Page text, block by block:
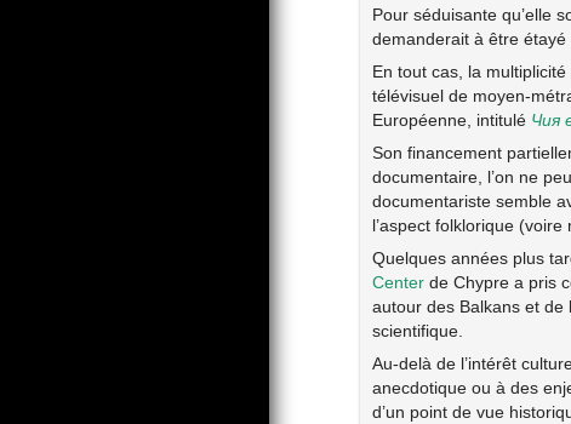
Pour séduisante qu’elle
demanderait à être
En tout cas, la
télévisuel de moyen-
Européenne, intitulé Чия
Son financement
documentaire, l’on ne
documentariste semble
l’aspect folklorique
Quelques années plus
Centerde Chypre a pris
autour des Balkans et
scientifique.
Au-delà de l’intérêt
anecdotique ou à des
d’un point de vue